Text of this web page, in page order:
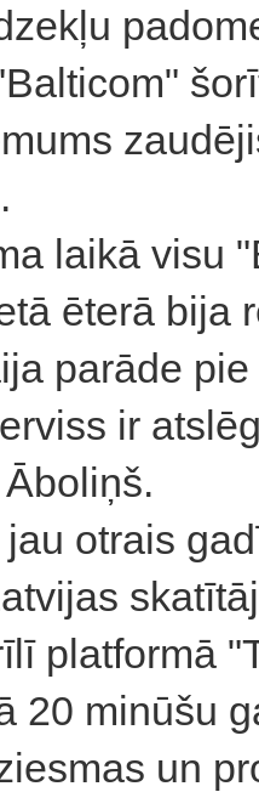
laikā visu
ēterā bija
parāde
ir
otrais
platformā
20 minūšu
un